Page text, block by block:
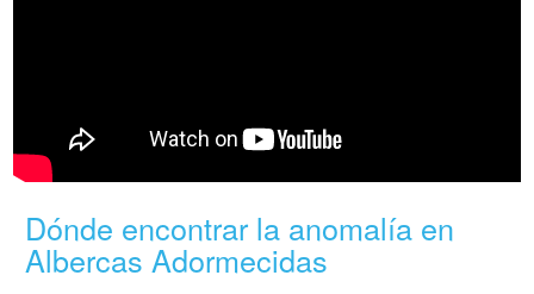
Dónde encontrar la anomalía en
Albercas Adormecidas